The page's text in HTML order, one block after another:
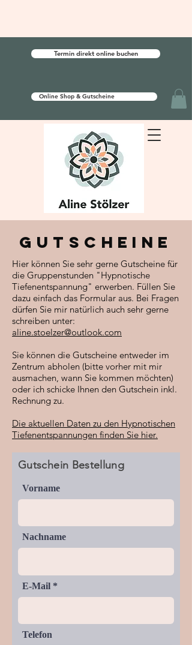
Termin direkt online buchen
Online Shop & Gutscheine
Gutscheine
Hier können Sie sehr gerne Gutscheine für
die Gruppenstunden "Hypnotische
Tiefenentspannung" erwerben. Füllen Sie
dazu einfach das Formular aus. Bei Fragen
dürfen Sie mir natürlich auch sehr gerne
schreiben unter:
aline.stoelzer@outlook.com
Sie können die Gutscheine entweder im
Zentrum abholen (bitte vorher mit mir
ausmachen, wann Sie kommen möchten)
oder ich schicke Ihnen den Gutschein inkl.
Rechnung zu.
Die aktuellen Daten zu den Hypnotischen
Tiefenentspannungen finden Sie hier.
Gutschein Bestellung
Vorname
Nachname
E-Mail
Telefon